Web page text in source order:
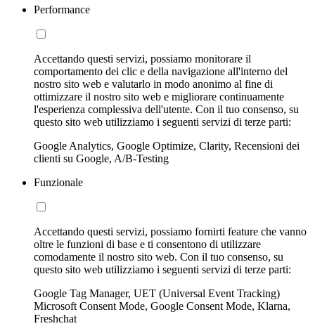
Performance
Accettando questi servizi, possiamo monitorare il
comportamento dei clic e della navigazione all'interno del
nostro sito web e valutarlo in modo anonimo al fine di
ottimizzare il nostro sito web e migliorare continuamente
l'esperienza complessiva dell'utente. Con il tuo consenso, su
questo sito web utilizziamo i seguenti servizi di terze parti:
Google Analytics, Google Optimize, Clarity, Recensioni dei
clienti su Google, A/B-Testing
Funzionale
Accettando questi servizi, possiamo fornirti feature che vanno
oltre le funzioni di base e ti consentono di utilizzare
comodamente il nostro sito web. Con il tuo consenso, su
questo sito web utilizziamo i seguenti servizi di terze parti:
Google Tag Manager, UET (Universal Event Tracking)
Microsoft Consent Mode, Google Consent Mode, Klarna,
Freshchat